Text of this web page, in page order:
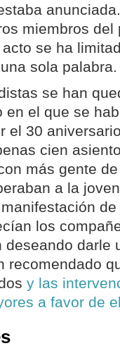
miembros del
se ha
sola palabra.
se han
en el que se
el 30
cien
más gente
a la
los
deseando darle
recomendado
y las
a favor de